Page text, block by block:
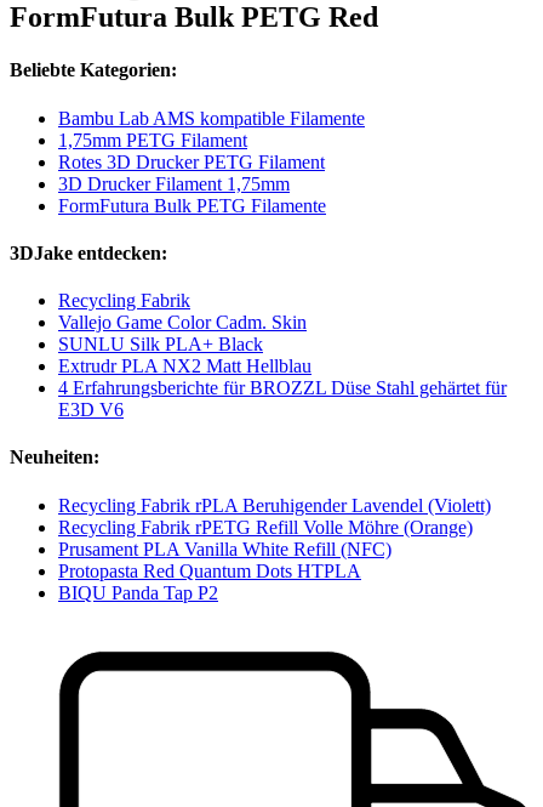
FormFutura Bulk PETG Red
Beliebte Kategorien:
Bambu Lab AMS kompatible Filamente
1,75mm PETG Filament
Rotes 3D Drucker PETG Filament
3D Drucker Filament 1,75mm
FormFutura Bulk PETG Filamente
3DJake entdecken:
Recycling Fabrik
Vallejo Game Color Cadm. Skin
SUNLU Silk PLA+ Black
Extrudr PLA NX2 Matt Hellblau
4 Erfahrungsberichte für BROZZL Düse Stahl gehärtet für
E3D V6
Neuheiten:
Recycling Fabrik rPLA Beruhigender Lavendel (Violett)
Recycling Fabrik rPETG Refill Volle Möhre (Orange)
Prusament PLA Vanilla White Refill (NFC)
Protopasta Red Quantum Dots HTPLA
BIQU Panda Tap P2